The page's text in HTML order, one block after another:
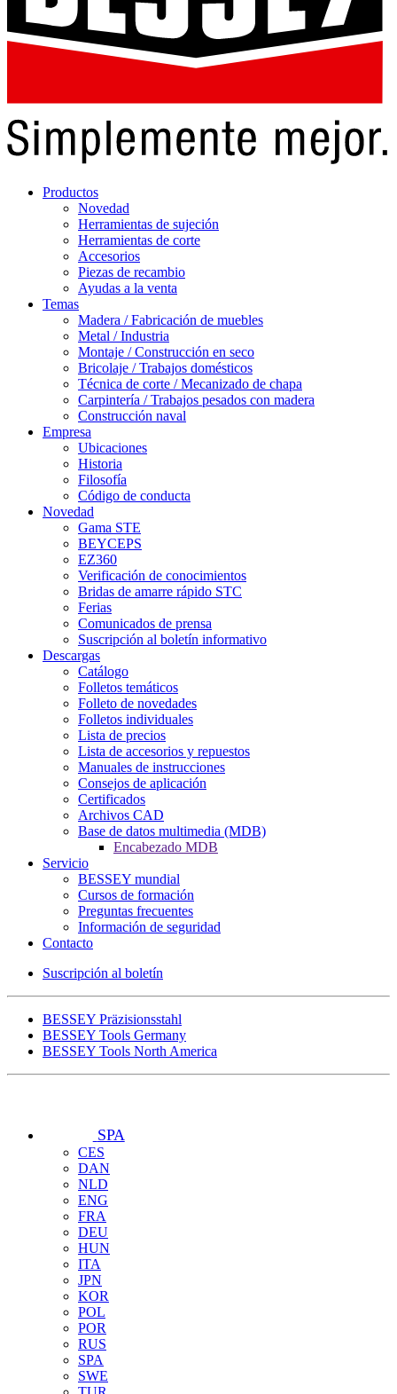
Productos
Novedad
Herramientas de sujeción
Herramientas de corte
Accesorios
Piezas de recambio
Ayudas a la venta
Temas
Madera / Fabricación de muebles
Metal / Industria
Montaje / Construcción en seco
Bricolaje / Trabajos domésticos
Técnica de corte / Mecanizado de chapa
Carpintería / Trabajos pesados con madera
Construcción naval
Empresa
Ubicaciones
Historia
Filosofía
Código de conducta
Novedad
Gama STE
BEYCEPS
EZ360
Verificación de conocimientos
Bridas de amarre rápido STC
Ferias
Comunicados de prensa
Suscripción al boletín informativo
Descargas
Catálogo
Folletos temáticos
Folleto de novedades
Folletos individuales
Lista de precios
Lista de accesorios y repuestos
Manuales de instrucciones
Consejos de aplicación
Certificados
Archivos CAD
Base de datos multimedia (MDB)
Encabezado MDB
Servicio
BESSEY mundial
Cursos de formación
Preguntas frecuentes
Información de seguridad
Contacto
Suscripción al boletín
BESSEY Präzisionsstahl
BESSEY Tools Germany
BESSEY Tools North America
SPA
CES
DAN
NLD
ENG
FRA
DEU
HUN
ITA
JPN
KOR
POL
POR
RUS
SPA
SWE